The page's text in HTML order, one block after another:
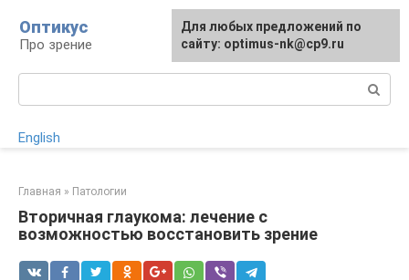
контенту
Оптикус
Про зрение
English
Главная » Патологии
Вторичная глаукома: лечение с
возможностью восстановить зрение
Для любых предложений по
сайту: optimus-nk@cp9.ru